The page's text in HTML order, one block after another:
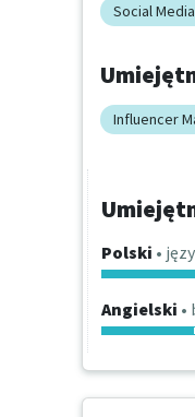
Social Media
Influencer
Polski •
Angielski •